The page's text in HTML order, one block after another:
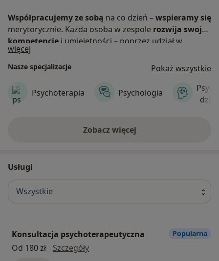
Współpracujemy ze sobą na co dzień –wspieramy się
merytorycznie. Każda osoba w zespole rozwija swoje
kompetencje i umiejętności – poprzez udział w
szkoleniach czy warsztatach.
Uważamy, że uzasadnione leczenie komplementarne –
czyli połączenie farmakoterapii z psychoterapią
więcej
Nasze specjalizacje Pokaż wszystkie
Psychoterapia Psychologia
Zobacz więcej
Usługi
Wszystkie
Konsultacja psychoterapeutyczna
Od 180 zł
Szczegółykonsultacja psychoterapeutyczna
Popularna